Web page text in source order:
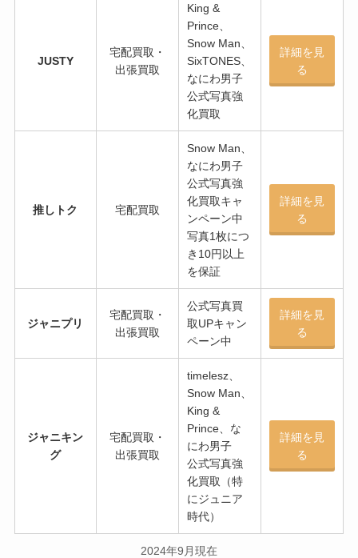
sexy zoneの買取（グッズ）はで
きる？ジャニーズグッズ買取表で
はどのくらい？
キンプリの買取はいくら？まんだ
らけ・ブックオフ・駿河屋などお
すすめの買取店は？
動画買取相場ジャニーズは？情報
垢の動画買取やファンサ・dmな
ども調査！
snowman入所順一覧！入所日や
年齢順・誕生日一覧・脱退メンバ
ーはいる？人気順も調査！
ジャニーズのカンペうちわは禁
止？公式ルールや暗黙ルールはあ
る？簡単な作り方は？
JUSTY
宅配買取・
出張買取
King &
Prince、
Snow Man、
SixTONES、
なにわ男子
公式写真強
化買取
詳細を見
る
推しトク 宅配買取
Snow Man、
なにわ男子
公式写真強
化買取キャ
ンペーン中
写真1枚につ
き10円以上
を保証
詳細を見
る
ジャニプリ
宅配買取・
出張買取
公式写真買
取UPキャン
ペーン中
詳細を見
る
ジャニキン
グ
宅配買取・
出張買取
timelesz、
Snow Man、
King &
Prince、な
にわ男子
公式写真強
化買取（特
にジュニア
時代）
詳細を見
る
2024年9月現在